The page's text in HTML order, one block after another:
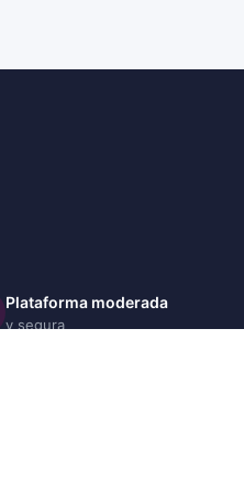
Plataforma moderada
y segura